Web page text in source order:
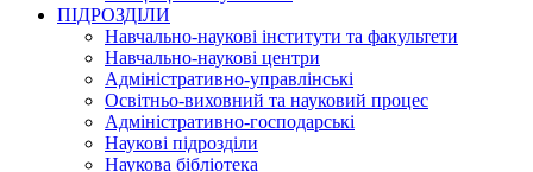
ПІДРОЗДІЛИ
Навчально-наукові інститути та факультети
Навчально-наукові центри
Адміністративно-управлінські
Освітньо-виховний та науковий процес
Адміністративно-господарські
Наукові підрозділи
Наукова бібліотека